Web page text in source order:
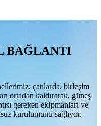
BAĞLANTI
çatılarda, birleşim
ortadan kaldırarak, güneş
gereken ekipmanları ve
kurulumunu sağlıyor.